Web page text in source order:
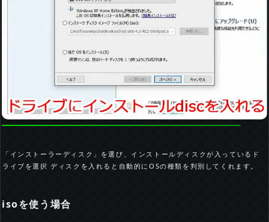
「インストーラーディスク」を選び、インストールディスクが入っているド
ライブを選択 ディスクを入れると自動的にOSの種類を判別してくれます。
isoを使う場合